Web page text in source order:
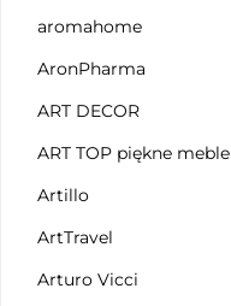
aromahome
AronPharma
ART DECOR
ART TOP piękne meble
Artillo
ArtTravel
Arturo Vicci